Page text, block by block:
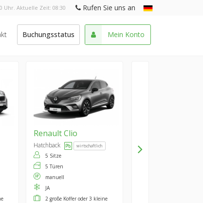
Uhr. Aktuelle Zeit: 08:30 Rufen Sie uns an
Buchungsstatus Mein Konto
RenaultClio
Hatchback wirtschaftlich
5 Sitze
5 Türen
manuell
JA
2 große Koffer oder 3 kleine